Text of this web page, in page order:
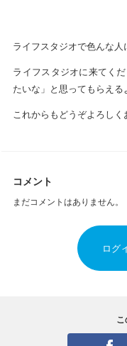
ライフスタジオで色んな人
ライフスタジオに来てく
たいな」と思ってもらえる
これからもどうぞよろし
コメント
まだコメントはありません。
ログ